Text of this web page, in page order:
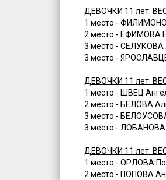
ДЕВОЧКИ 11 лет:
1 место -
2 место - ЕФИМОВА
3 место - СЕЛУКОВА
3 место -
ДЕВОЧКИ 11 лет:
1 место - ШВЕЦ
2 место - БЕЛОВА
3 место -
3 место - ЛОБАНОВА
ДЕВОЧКИ 11 лет:
1 место - ОРЛОВА
2 место - ПОПОВА